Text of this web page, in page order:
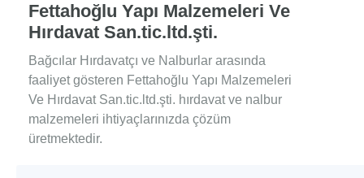
Fettahoğlu Yapı Malzemeleri Ve
Hırdavat San.tic.ltd.şti.
Bağcılar Hırdavatçı ve Nalburlar arasında
faaliyet gösteren Fettahoğlu Yapı Malzemeleri
Ve Hırdavat San.tic.ltd.şti. hırdavat ve nalbur
malzemeleri ihtiyaçlarınızda çözüm
üretmektedir.